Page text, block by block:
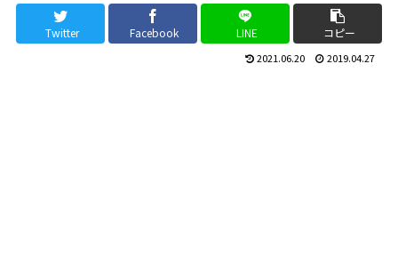
Twitter Facebook LINE コピー
2021.06.20 2019.04.27